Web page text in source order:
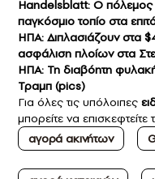
Handelsblatt: Ο πόλεμος
παγκόσμιο τοπίο στα
ΗΠΑ: Διπλασιάζουν στα
ασφάλιση πλοίων στα
ΗΠΑ: Τη διαβόητη
Τραμπ (pics)
Για όλες τις υπόλοιπες
μπορείτε να επισκεφτείτε
αγορά ακινήτων